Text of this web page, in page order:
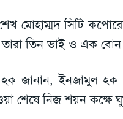
মোহাম্মদ সিটি
তারা তিন ভাই ও এক
জানান, ইনজামুল হক
শেষে নিজ শয়ন কক্ষে